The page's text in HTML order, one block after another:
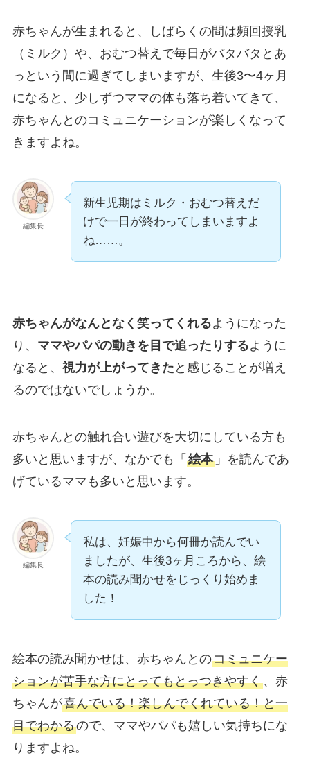
赤ちゃんが生まれると、しばらくの間は頻回授乳
（ミルク）や、おむつ替えで毎日がバタバタとあ
っという間に過ぎてしまいますが、生後3〜4ヶ月
になると、少しずつママの体も落ち着いてきて、
赤ちゃんとのコミュニケーションが楽しくなって
きますよね。
編集長
新生児期はミルク・おむつ替えだ
けで一日が終わってしまいますよ
ね……。
赤ちゃんがなんとなく笑ってくれるようになった
り、 ママやパパの動きを目で追ったりするように
なると、 視力が上がってきた と感じることが増え
るのではないでしょうか。
赤ちゃんとの触れ合い遊びを大切にしている方も
多いと思いますが、なかでも「 絵本」を読んであ
げているママも多いと思います。
編集長
私は、妊娠中から何冊か読んでい
ましたが、生後3ヶ月ころから、絵
本の読み聞かせをじっくり始めま
した！
絵本の読み聞かせは、赤ちゃんとのコミュニケー
ションが苦手な方にとってもとっつきやすく、赤
ちゃんが喜んでいる！楽しんでくれている！と一
目でわかるので、ママやパパも嬉しい気持ちにな
りますよね。